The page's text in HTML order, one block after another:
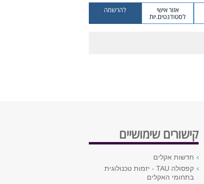
אזור אישי
לסטודנטים.יות
להרשמה
קישורים שימושיים
חדשות אקלים
קפסולה TAU - יזמות טכנולוגית
בתחומי האקלים